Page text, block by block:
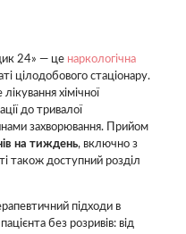
24» — це наркологічна
цілодобового стаціонару.
хімічної
до тривалої
захворювання. Прийом
на тиждень, включно з
також доступний розділ
підходи в
без розривів: від